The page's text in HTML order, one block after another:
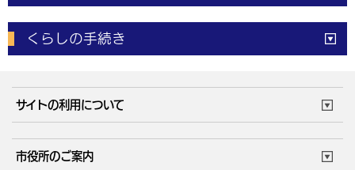
電子申請 窓口の混雑状況
体育施設予約状況 ご意見・ご要望
くらしの手続き
成人・仕事
住まい・引越 ごみ・環境
サイトの利用について
市役所のご案内